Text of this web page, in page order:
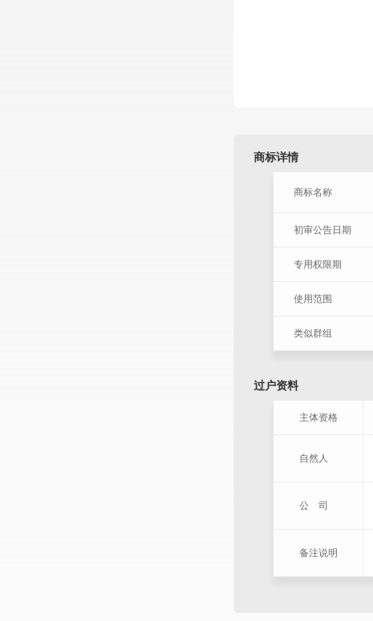
商标详情
商标名称
初审公告日期
专用权限期
使用范围
类似群组
过户资料
主体资格
自然人
公 司
备注说明